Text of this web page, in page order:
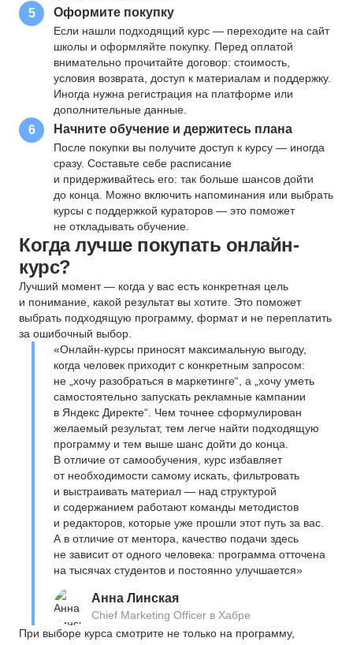
5 Оформите покупку
Если нашли подходящий курс — переходите на сайт
школы и оформляйте покупку. Перед оплатой
внимательно прочитайте договор: стоимость,
условия возврата, доступ к материалам и поддержку.
Иногда нужна регистрация на платформе или
дополнительные данные.
6 Начните обучение и держитесь плана
После покупки вы получите доступ к курсу — иногда
сразу. Составьте себе расписание
и придерживайтесь его: так больше шансов дойти
до конца. Можно включить напоминания или выбрать
курсы с поддержкой кураторов — это поможет
не откладывать обучение.
Когда лучше покупать онлайн-
курс?
Лучший момент — когда у вас есть конкретная цель
и понимание, какой результат вы хотите. Это поможет
выбрать подходящую программу, формат и не переплатить
за ошибочный выбор.
«Онлайн-курсы приносят максимальную выгоду,
когда человек приходит с конкретным запросом:
не „хочу разобраться в маркетинге“, а „хочу уметь
самостоятельно запускать рекламные кампании
в Яндекс Директе“. Чем точнее сформулирован
желаемый результат, тем легче найти подходящую
программу и тем выше шанс дойти до конца.
В отличие от самообучения, курс избавляет
от необходимости самому искать, фильтровать
и выстраивать материал — над структурой
и содержанием работают команды методистов
и редакторов, которые уже прошли этот путь за вас.
А в отличие от ментора, качество подачи здесь
не зависит от одного человека: программа отточена
на тысячах студентов и постоянно улучшается»
Анна Линская
Chief Marketing Officer в Хабре
При выборе курса смотрите не только на программу,